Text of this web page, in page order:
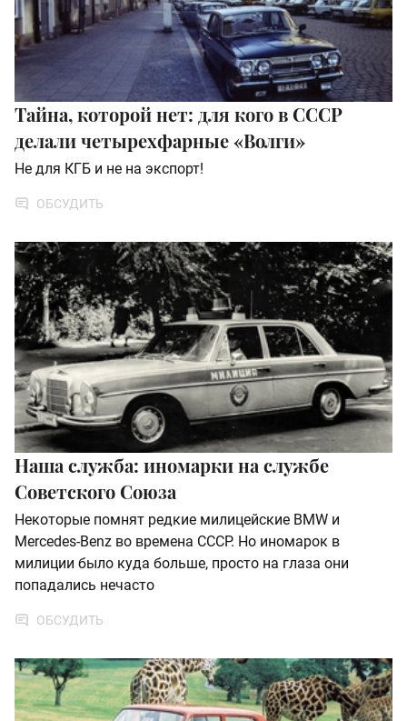
Тайна, которой нет: для кого в СССР
делали четырехфарные «Волги»
Не для КГБ и не на экспорт!
ОБСУДИТЬ
Наша служба: иномарки на службе
Советского Союза
Некоторые помнят редкие милицейские BMW и
Mercedes-Benz во времена СССР. Но иномарок в
милиции было куда больше, просто на глаза они
попадались нечасто
ОБСУДИТЬ